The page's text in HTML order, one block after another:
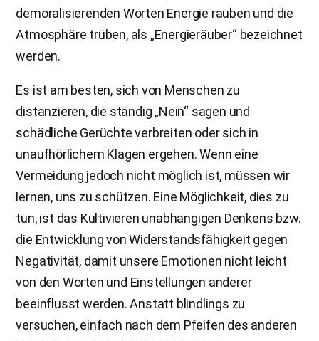
demoralisierenden Worten Energie rauben und die
Atmosphäre trüben, als „Energieräuber“ bezeichnet
werden.
Es ist am besten, sich von Menschen zu
distanzieren, die ständig „Nein“ sagen und
schädliche Gerüchte verbreiten oder sich in
unaufhörlichem Klagen ergehen. Wenn eine
Vermeidung jedoch nicht möglich ist, müssen wir
lernen, uns zu schützen. Eine Möglichkeit, dies zu
tun, ist das Kultivieren unabhängigen Denkens bzw.
die Entwicklung von Widerstandsfähigkeit gegen
Negativität, damit unsere Emotionen nicht leicht
von den Worten und Einstellungen anderer
beeinflusst werden. Anstatt blindlings zu
versuchen, einfach nach dem Pfeifen des anderen